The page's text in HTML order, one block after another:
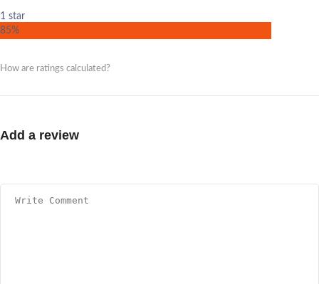
1 star
85%
How are ratings calculated?
Add a review